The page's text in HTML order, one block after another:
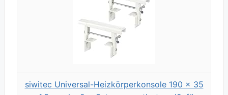
siwitec Universal-Heizkörperkonsole 190 x 35